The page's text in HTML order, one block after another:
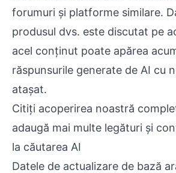
forumuri și platforme similare.
produsul dvs. este discutat pe
acel conținut poate apărea
răspunsurile generate de AI cu
atașat.
Citiți acoperirea noastră
adaugă mai multe legături și
la căutarea AI
Datele de actualizare de bază